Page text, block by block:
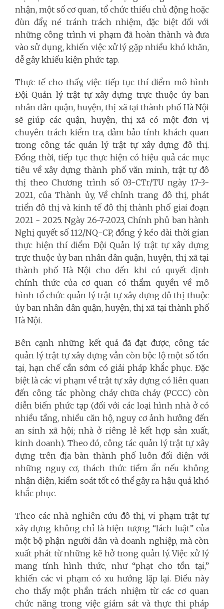
nhận, một số cơ quan, tổ chức thiếu chủ động hoặc
đùn đẩy, né tránh trách nhiệm, đặc biệt đối với
những công trình vi phạm đã hoàn thành và đưa
vào sử dụng, khiến việc xử lý gặp nhiều khó khăn,
dễ gây khiếu kiện phức tạp.
Thực tế cho thấy, việc tiếp tục thí điểm mô hình
Đội Quản lý trật tự xây dựng trực thuộc ủy ban
nhân dân quận, huyện, thị xã tại thành phố Hà Nội
sẽ giúp các quận, huyện, thị xã có một đơn vị
chuyên trách kiểm tra, đảm bảo tính khách quan
trong công tác quản lý trật tự xây dựng đô thị.
Đồng thời, tiếp tục thực hiện có hiệu quả các mục
tiêu về xây dựng thành phố văn minh, trật tự đô
thị theo Chương trình số 03-CTr/TU ngày 17-3-
2021, của Thành ủy, Về chỉnh trang đô thị, phát
triển đô thị và kinh tế đô thị thành phố giai đoạn
2021 - 2025. Ngày 26-7-2023, Chính phủ ban hành
Nghị quyết số 112/NQ-CP, đồng ý kéo dài thời gian
thực hiện thí điểm Đội Quản lý trật tự xây dựng
trực thuộc ủy ban nhân dân quận, huyện, thị xã tại
thành phố Hà Nội cho đến khi có quyết định
chính thức của cơ quan có thẩm quyền về mô
hình tổ chức quản lý trật tự xây dựng đô thị thuộc
ủy ban nhân dân quận, huyện, thị xã tại thành phố
Hà Nội.
Bên cạnh những kết quả đã đạt được, công tác
quản lý trật tự xây dựng vẫn còn bộc lộ một số tồn
tại, hạn chế cần sớm có giải pháp khắc phục. Đặc
biệt là các vi phạm về trật tự xây dựng có liên quan
đến công tác phòng cháy chữa cháy (PCCC) còn
diễn biến phức tạp (đối với các loại hình nhà ở có
nhiều tầng, nhiều căn hộ, nguy cơ ảnh hưởng đến
an sinh xã hội; nhà ở riêng lẻ kết hợp sản xuất,
kinh doanh). Theo đó, công tác quản lý trật tự xây
dựng trên địa bàn thành phố luôn đối diện với
những nguy cơ, thách thức tiềm ẩn nếu không
nhận diện, kiểm soát tốt có thể gây ra hậu quả khó
khắc phục.
Theo các nhà nghiên cứu đô thị, vi phạm trật tự
xây dựng không chỉ là hiện tượng “lách luật” của
một bộ phận người dân và doanh nghiệp, mà còn
xuất phát từ những kẽ hở trong quản lý. Việc xử lý
mang tính hình thức, như “phạt cho tồn tại,”
khiến các vi phạm có xu hướng lặp lại. Điều này
cho thấy một phần trách nhiệm từ các cơ quan
chức năng trong việc giám sát và thực thi pháp